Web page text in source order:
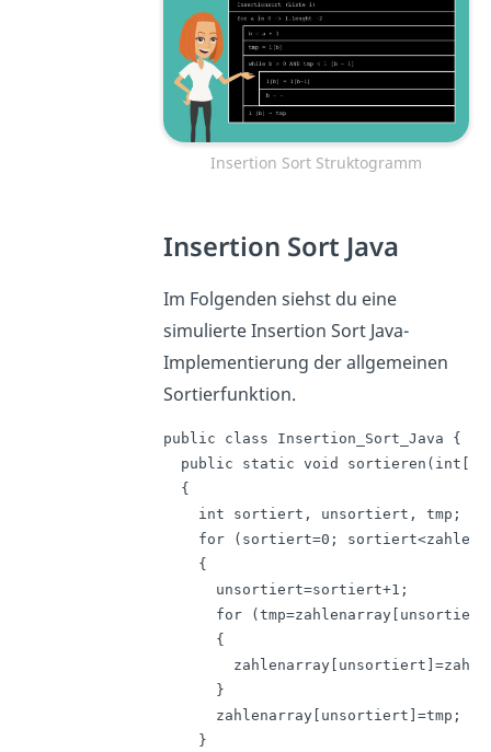
Insertion Sort Struktogramm
Insertion Sort Java
Im Folgenden siehst du eine
simulierte Insertion Sort Java-
Implementierung der allgemeinen
Sortierfunktion.
public class Insertion_Sort_Java {
public static void sortieren(int[]
  {
    int sortiert, unsortiert, tmp;
for (sortiert=0;
    {
      unsortiert=sortiert+1;
for
      {
      }
      zahlenarray[unsortiert]=tmp;
    }